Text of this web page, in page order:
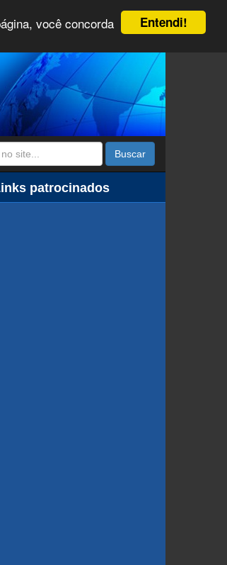
Entendi!
você concorda
Buscar
patrocinados